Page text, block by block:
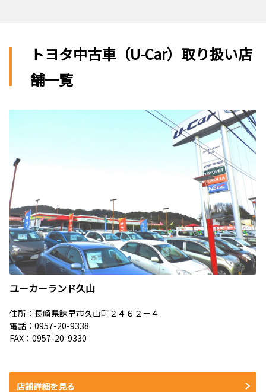
トヨタ中古車（U-Car）取り扱い店
舗一覧
ユーカーランド久山
住所：長崎県諫早市久山町２４６２－４
電話： 0957-20-9338
FAX：0957-20-9330
店舗詳細を見る